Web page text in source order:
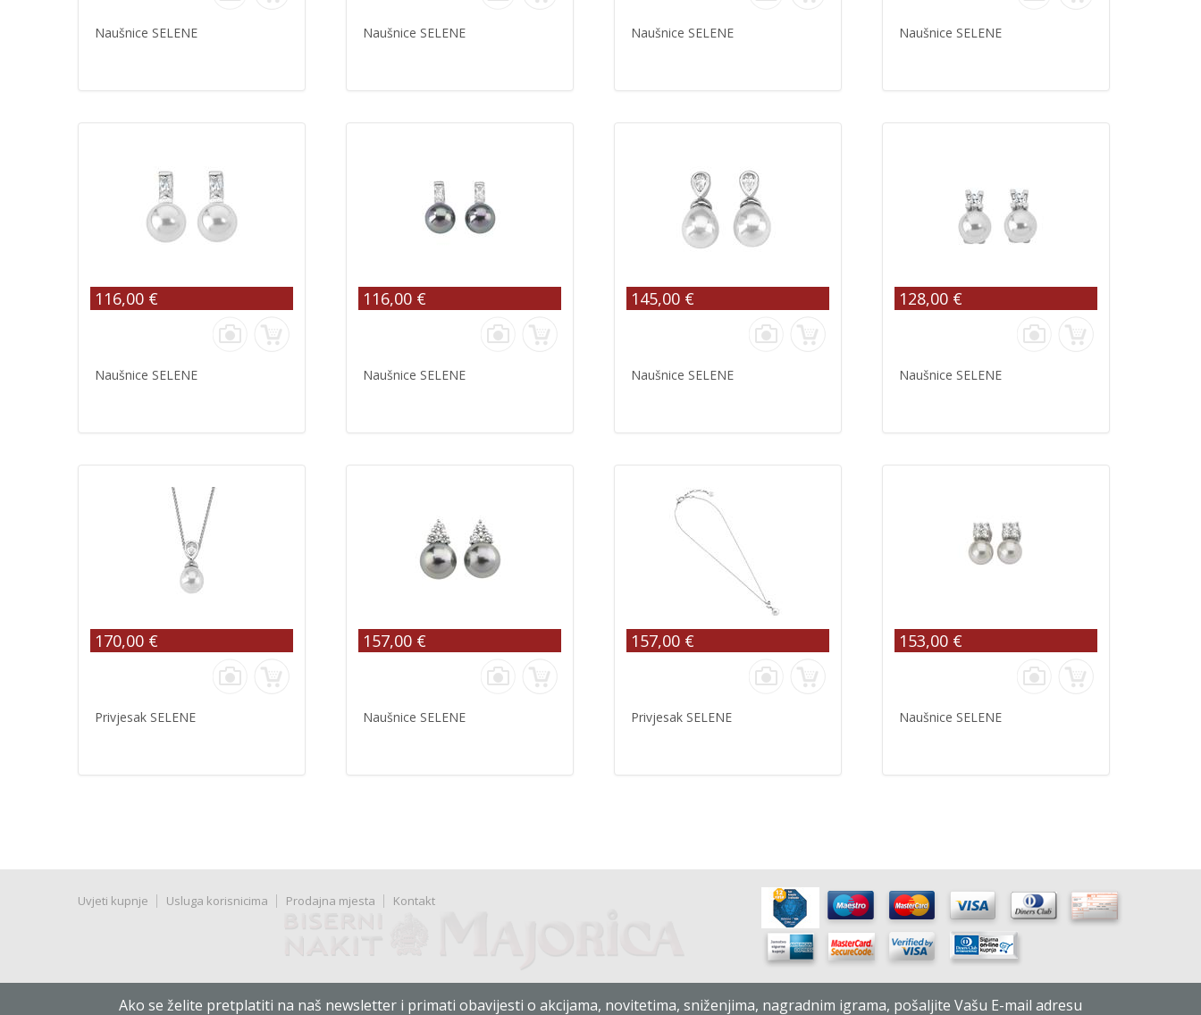
Naušnice SELENE Naušnice SELENE Naušnice SELENE Naušnice SELENE
116,00 €
Naušnice SELENE
116,00 €
Naušnice SELENE
145,00 €
Naušnice SELENE
128,00 €
Naušnice SELENE
170,00 €
Privjesak SELENE
157,00 €
Naušnice SELENE
157,00 €
Privjesak SELENE
153,00 €
Naušnice SELENE
Uvjeti kupnje Usluga korisnicima Prodajna mjesta Kontakt
Ako se želite pretplatiti na naš newsletter i primati obavijesti o akcijama, novitetima, sniženjima, nagradnim igrama, pošaljite Vašu E-mail adresu